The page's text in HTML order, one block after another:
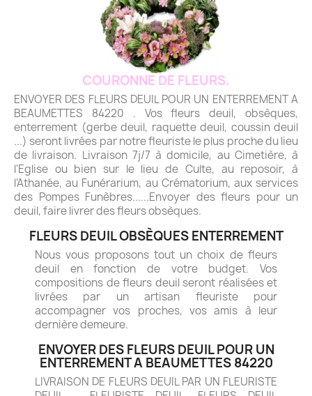
COURONNE DE FLEURS.
ENVOYER DES FLEURS DEUIL POUR UN ENTERREMENT A
BEAUMETTES 84220 . Vos fleurs deuil, obsèques,
enterrement (gerbe deuil, raquette deuil, coussin deuil
...) seront livrées par notre fleuriste le plus proche du lieu
de livraison. Livraison 7j/7 à domicile, au Cimetière, à
l'Eglise ou bien sur le lieu de Culte, au reposoir, à
l'Athanée, au Funérarium, au Crématorium, aux services
des Pompes Funèbres......Envoyer des fleurs pour un
deuil, faire livrer des fleurs obsèques.
FLEURS DEUIL OBSÈQUES ENTERREMENT
Nous vous proposons tout un choix de fleurs
deuil en fonction de votre budget. Vos
compositions de fleurs deuil seront réalisées et
livrées par un artisan fleuriste pour
accompagner vos proches, vos amis à leur
dernière demeure.
ENVOYER DES FLEURS DEUIL POUR UN
ENTERREMENT A BEAUMETTES 84220
LIVRAISON DE FLEURS DEUIL PAR UN FLEURISTE